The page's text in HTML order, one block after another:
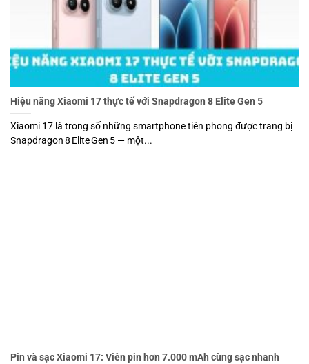
Hiệu năng Xiaomi 17 thực tế với Snapdragon 8 Elite Gen 5
Xiaomi 17 là trong số những smartphone tiên phong được trang bị
Snapdragon 8 Elite Gen 5 — một...
Pin và sạc Xiaomi 17: Viên pin hơn 7.000 mAh cùng sạc nhanh